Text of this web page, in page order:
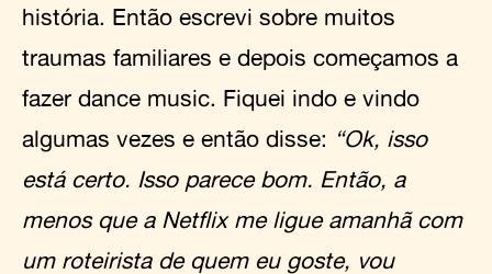
história. Então escrevi sobre muitos
traumas familiares e depois começamos a
fazer dance music. Fiquei indo e vindo
algumas vezes e então disse: “Ok, isso
está certo. Isso parece bom. Então, a
menos que a Netflix me ligue amanhã com
um roteirista de quem eu goste, vou